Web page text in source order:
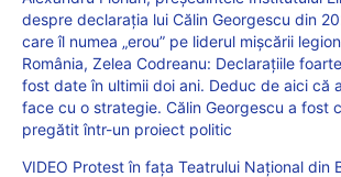
despre declarația lui Călin Georgescu din
care îl numea „erou” pe liderul mișcării
România, Zelea Codreanu: Declarațiile
fost date în ultimii doi ani. Deduc de aici că
face cu o strategie. Călin Georgescu a fost
pregătit într-un proiect politic
VIDEO Protest în fața Teatrului Național din